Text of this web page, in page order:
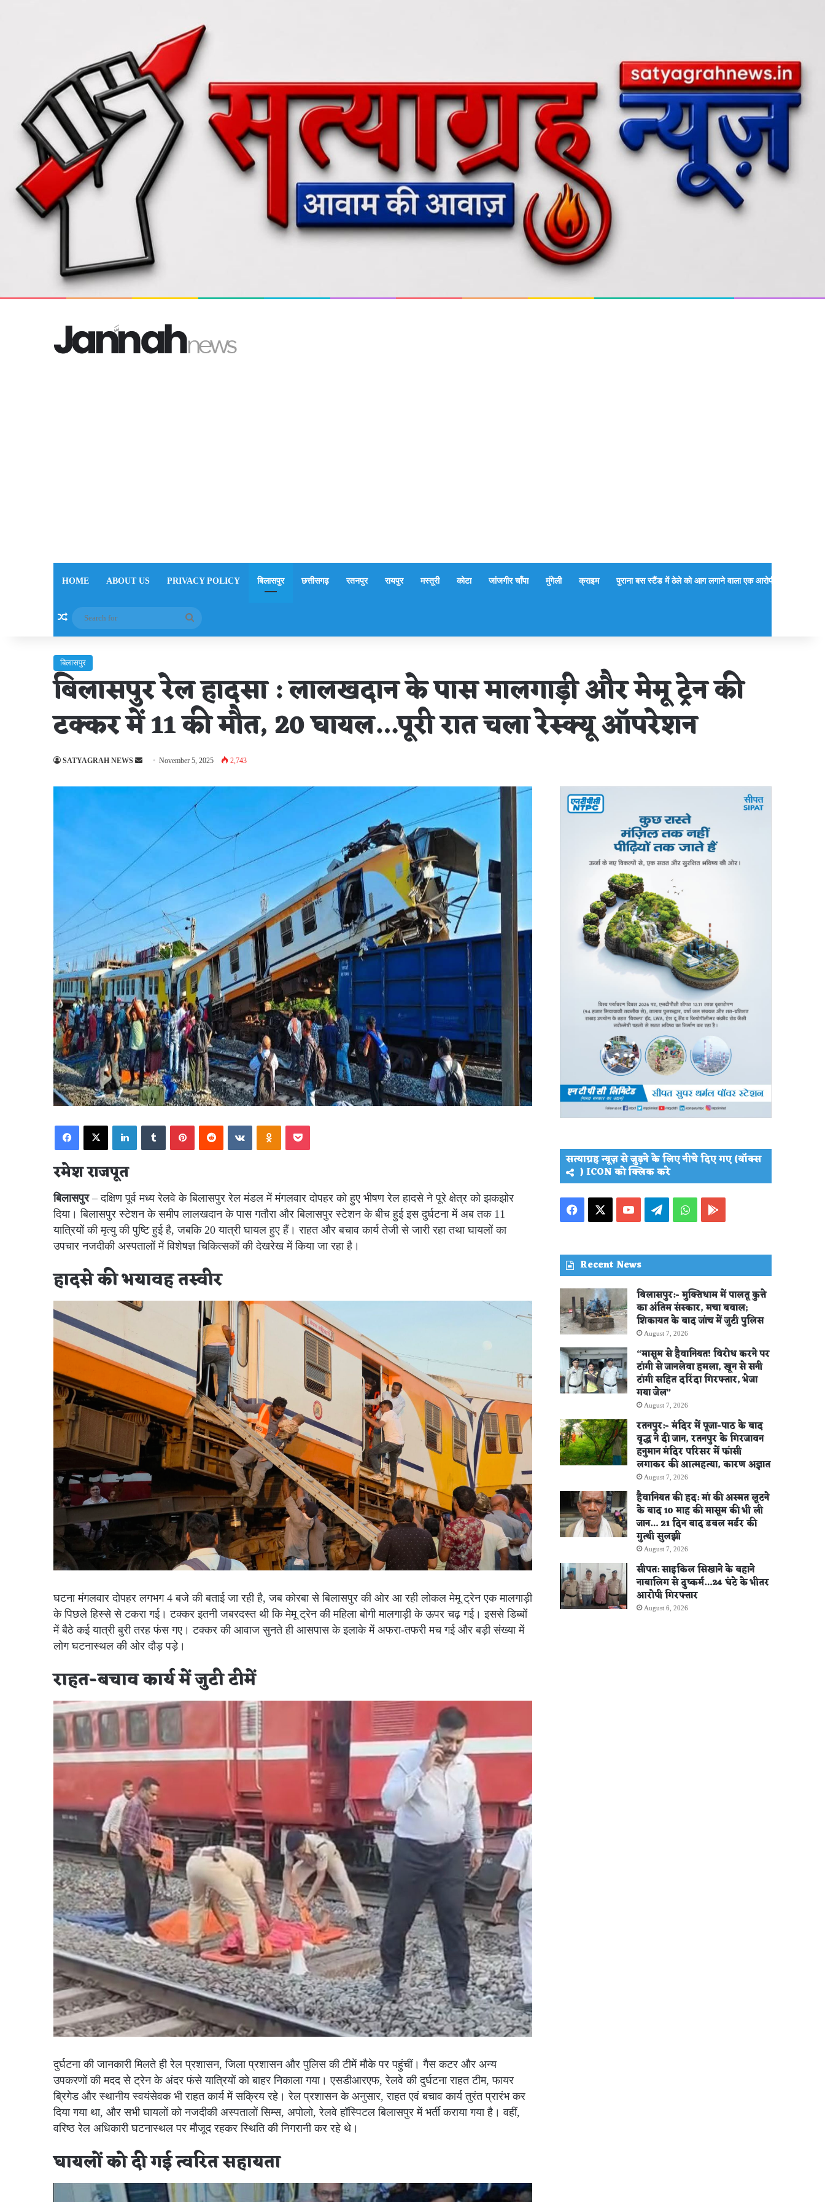
HOME ABOUT US PRIVACY POLICY बिलासपुर छत्तीसगढ़ रतनपुर रायपुर मस्तूरी कोटा जांजगीर चाँपा मुंगेली क्राइम पुराना बस स्टैंड में ठेले को आग लगाने वाला एक आरोपी गिरफ्तार, दूसरे
Random Article
for
बिलासपुर
बिलासपुर रेल हादसा : लालखदान के पास मालगाड़ी और मेमू ट्रेन की
टक्कर में 11 की मौत, 20 घायल…पूरी रात चला रेस्क्यू ऑपरेशन
SATYAGRAH NEWS
Send November 5, 2025 2,743
FacebookX LinkedInTumblr PinterestReddit VKontakteOdnoklassniki
Pocket
रमेश राजपूत
बिलासपुर– दक्षिण पूर्व मध्य रेलवे के बिलासपुर रेल मंडल में मंगलवार दोपहर को हुए भीषण रेल हादसे ने पूरे क्षेत्र को झकझोर
दिया। बिलासपुर स्टेशन के समीप लालखदान के पास गतौरा और बिलासपुर स्टेशन के बीच हुई इस दुर्घटना में अब तक 11
यात्रियों की मृत्यु की पुष्टि हुई है, जबकि 20 यात्री घायल हुए हैं। राहत और बचाव कार्य तेजी से जारी रहा तथा घायलों का
उपचार नजदीकी अस्पतालों में विशेषज्ञ चिकित्सकों की देखरेख में किया जा रहा है।
हादसे की भयावह तस्वीर
घटना मंगलवार दोपहर लगभग 4 बजे की बताई जा रही है, जब कोरबा से बिलासपुर की ओर आ रही लोकल मेमू ट्रेन एक मालगाड़ी
के पिछले हिस्से से टकरा गई। टक्कर इतनी जबरदस्त थी कि मेमू ट्रेन की महिला बोगी मालगाड़ी के ऊपर चढ़ गई। इससे डिब्बों
में बैठे कई यात्री बुरी तरह फंस गए। टक्कर की आवाज सुनते ही आसपास के इलाके में अफरा-तफरी मच गई और बड़ी संख्या में
लोग घटनास्थल की ओर दौड़ पड़े।
राहत-बचाव कार्य में जुटी टीमें
दुर्घटना की जानकारी मिलते ही रेल प्रशासन, जिला प्रशासन और पुलिस की टीमें मौके पर पहुंचीं। गैस कटर और अन्य
उपकरणों की मदद से ट्रेन के अंदर फंसे यात्रियों को बाहर निकाला गया। एसडीआरएफ, रेलवे की दुर्घटना राहत टीम, फायर
ब्रिगेड और स्थानीय स्वयंसेवक भी राहत कार्य में सक्रिय रहे। रेल प्रशासन के अनुसार, राहत एवं बचाव कार्य तुरंत प्रारंभ कर
दिया गया था, और सभी घायलों को नजदीकी अस्पतालों सिम्स, अपोलो, रेलवे हॉस्पिटल बिलासपुर में भर्ती कराया गया है। वहीं,
वरिष्ठ रेल अधिकारी घटनास्थल पर मौजूद रहकर स्थिति की निगरानी कर रहे थे।
घायलों को दी गई त्वरित सहायता
सत्याग्रह न्यूज़ से जुड़ने के लिए नीचे दिए गए (बॉक्स
) ICON को क्लिक करे
Facebook YouTubeTelegramWhatsApp
Recent News
बिलासपुर:- मुक्तिधाम में पालतू कुत्ते
का अंतिम संस्कार, मचा बवाल;
शिकायत के बाद जांच में जुटी पुलिस
August 7, 2026
“मासूम से हैवानियत! विरोध करने पर
टांगी से जानलेवा हमला, खून से सनी
टांगी सहित दरिंदा गिरफ्तार, भेजा
गया जेल”
August 7, 2026
रतनपुर:- मंदिर में पूजा-पाठ के बाद
वृद्ध ने दी जान, रतनपुर के गिरजावन
हनुमान मंदिर परिसर में फांसी
लगाकर की आत्महत्या, कारण अज्ञात
August 7, 2026
हैवानियत की हद: मां की अस्मत लूटने
के बाद 10 माह की मासूम की भी ली
जान… 21 दिन बाद डबल मर्डर की
गुत्थी सुलझी
August 7, 2026
सीपत: साइकिल सिखाने के बहाने
नाबालिग से दुष्कर्म…24 घंटे के भीतर
आरोपी गिरफ्तार
August 6, 2026